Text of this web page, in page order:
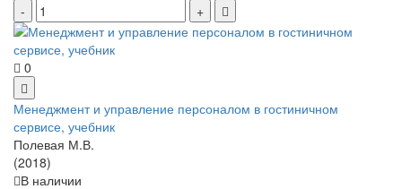
0
Менеджмент и управление персоналом в гостиничном
сервисе, учебник
Полевая М.В.
(2018)
В наличии